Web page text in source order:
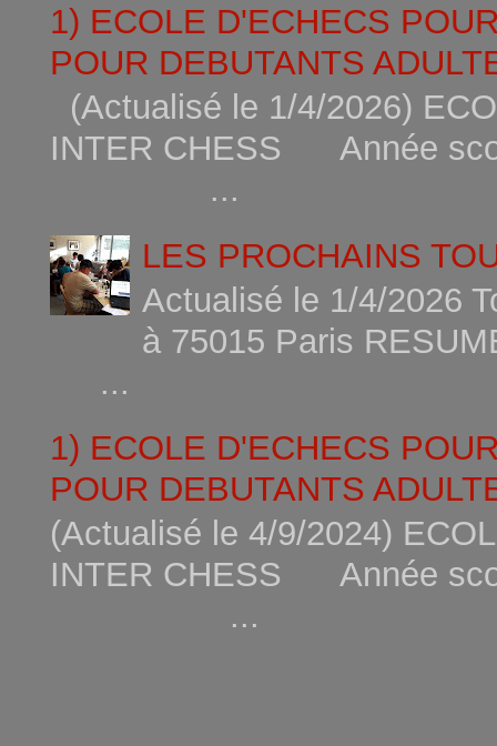
1) ECOLE D'ECHECS
POUR DEBUTANTS
(Actualisé le 1/4/2026)
INTER CHESS Année
...
LES PROCHAINS
Actualisé le 1/4/2026
à 75015
...
1) ECOLE D'ECHECS
POUR DEBUTANTS
(Actualisé le 4/9/2024)
INTER CHESS Année
...